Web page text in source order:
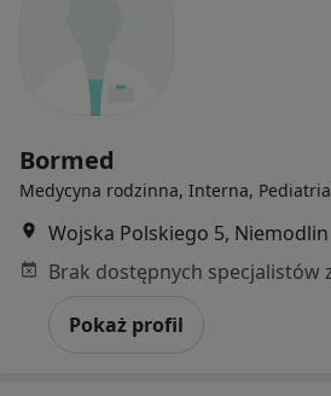
Bormed
Medycyna rodzinna, Interna, Pediatria
Wojska Polskiego 5, Niemodlin
Pokaż profil